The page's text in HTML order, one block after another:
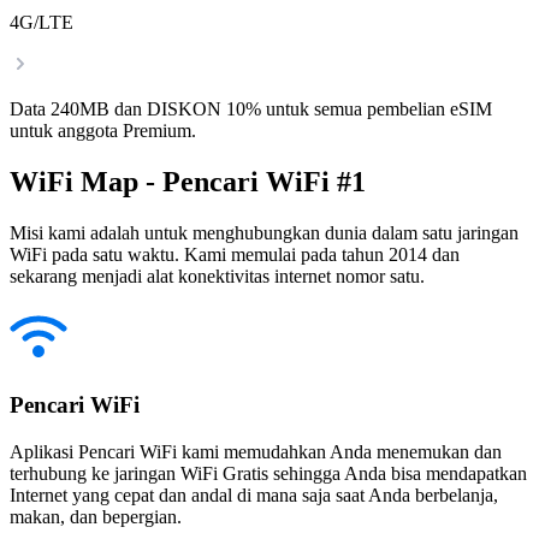
4G/LTE
Data 240MB dan DISKON 10% untuk semua pembelian eSIM
untuk anggota Premium.
WiFi Map - Pencari WiFi #1
Misi kami adalah untuk menghubungkan dunia dalam satu jaringan
WiFi pada satu waktu. Kami memulai pada tahun 2014 dan
sekarang menjadi alat konektivitas internet nomor satu.
Pencari WiFi
Aplikasi Pencari WiFi kami memudahkan Anda menemukan dan
terhubung ke jaringan WiFi Gratis sehingga Anda bisa mendapatkan
Internet yang cepat dan andal di mana saja saat Anda berbelanja,
makan, dan bepergian.